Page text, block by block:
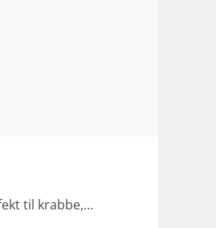
til krabbe,…